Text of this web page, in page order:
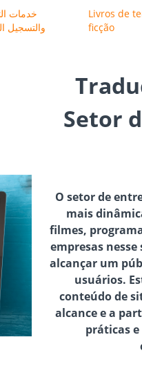
خدمات
والتسجيل
Livros de
ficção
Setor
O setor de
mais
filmes,
empresas
alcançar um
usuários.
conteúdo de
alcance e a
práticas